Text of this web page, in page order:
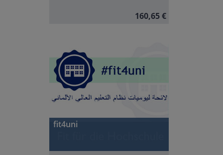
160,65 €
fit4uni